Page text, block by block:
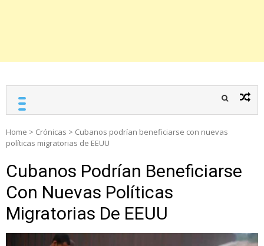
Home > Crónicas > Cubanos podrían beneficiarse con nuevas
políticas migratorias de EEUU
Cubanos Podrían Beneficiarse
Con Nuevas Políticas
Migratorias De EEUU